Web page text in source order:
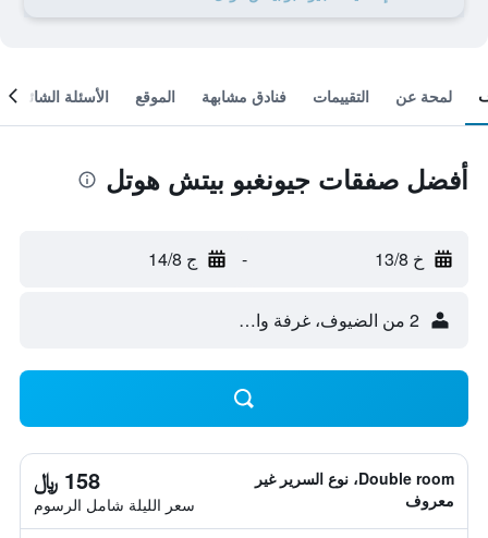
لمحة عن التقييمات فنادق مشابهة الموقع الأسئلة الشائعة
أفضل صفقات جيونغبو بيتش هوتل
خ 13/8 - ج 14/8
2 من الضيوف، غرفة واحدة
Double room، نوع السرير غير
معروف
158 ﷼
سعر الليلة شامل الرسوم